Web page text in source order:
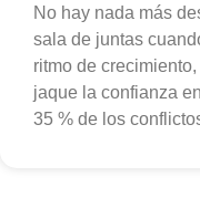
No hay nada más
sala de juntas
ritmo de
jaque la confianza
35 % de los